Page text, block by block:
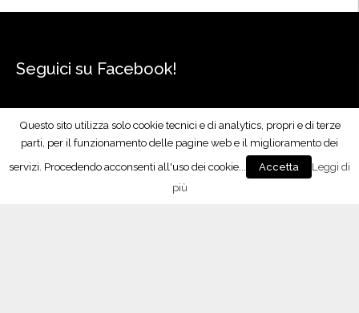
Seguici su Facebook!
Questo sito utilizza solo cookie tecnici e di analytics, propri e di terze
parti, per il funzionamento delle pagine web e il miglioramento dei
servizi. Procedendo acconsenti all'uso dei cookie...
Accetta
Leggi di
più